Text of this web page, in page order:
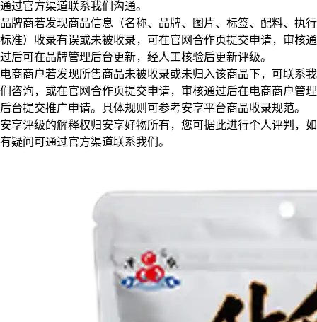
通过官方渠道联系我们沟通。
品牌商若发现商品信息（名称、品牌、图片、标签、配料、执行
标准）收录有误或未被收录，可在官网合作页提交申请，审核通
过后可在品牌管理后台更新，经人工核验后更新评级。
电商商户若发现所售商品未被收录或未归入该商品下，可联系我
们咨询，或在官网合作页提交申请，审核通过后在电商商户管理
后台提交推广申请。具体规则可参考安享平台商品收录规范。
安享评级的解释权归安享好物所有，您可据此进行个人评判，如
有疑问可通过官方渠道联系我们。